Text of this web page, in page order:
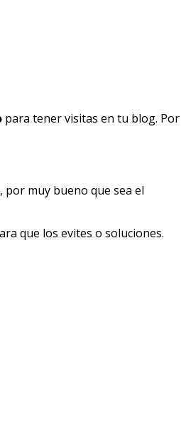
para tener visitas en tu blog. Por
por muy bueno que sea el
que los evites o soluciones.